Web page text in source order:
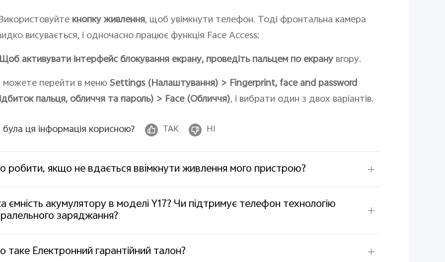
кнопку живлення, щоб увімкнути телефон. Тоді фронтальна камера
висувається, і одночасно працює функція Face Access;
активувати інтерфейс блокування екрану, проведіть пальцем по екранувгору.
перейти в менюSettings (Налаштування) > Fingerprint, face and password
пальця, обличчя та пароль) > Face (Обличчя), і вибрати один з двох варіантів.
ця інформація корисною?
ТАК НІ
робити, якщо не вдається ввімкнути живлення мого пристрою?
ємність акумулятору в моделі Y17? Чи підтримує телефон технологію
заряджання?
Електронний гарантійний талон?